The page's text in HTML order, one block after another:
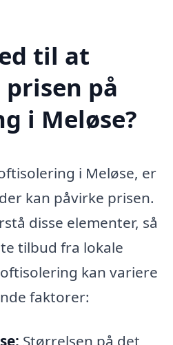
til at
på
i Meløse?
i Meløse, er
kan påvirke prisen.
disse elementer, så
tilbud fra lokale
kan variere
faktorer:
Størrelsen på det